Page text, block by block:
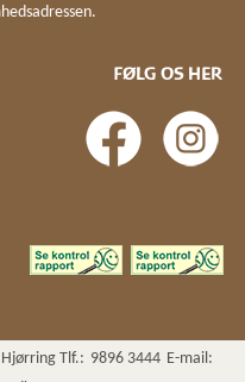
FØLG OS HER
Tlf.: 9896 3444 E-mail: